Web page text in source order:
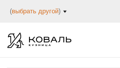
(выбрать другой)